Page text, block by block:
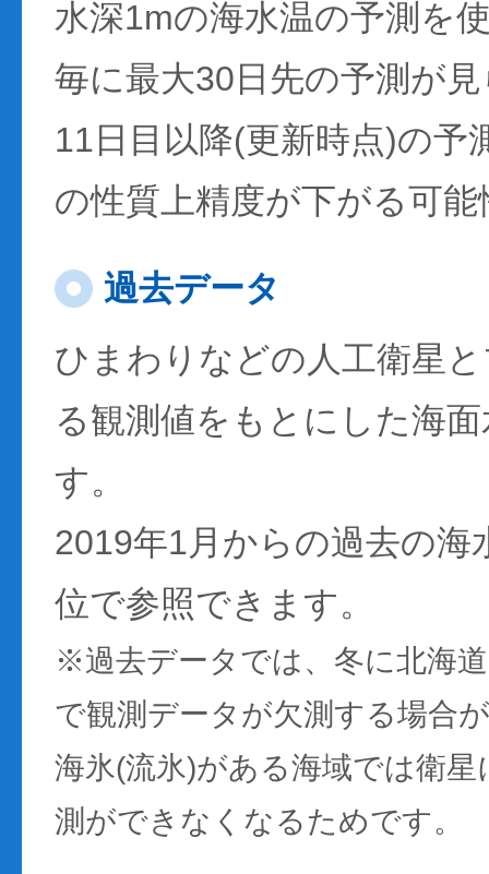
水深1mの海水温の予測を
毎に最大30日先の予測が
11日目以降(更新時点)の予
の性質上精度が下がる可
過去データ
ひまわりなどの人工衛星
る観測値をもとにした海
す。
2019年1月からの過去の海
位で参照できます。
※過去データでは、冬に北海
で観測データが欠測する場合
海氷(流氷)がある海域では衛
測ができなくなるためです。